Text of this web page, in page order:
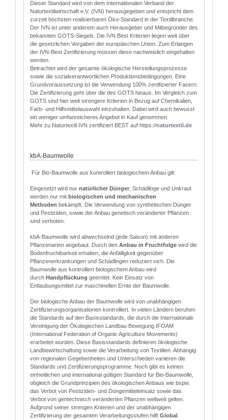
Dieser Standard wird von dem Internationalen Verband der
Naturtextilwirtschaft e.V. (IVN) herausgegeben und entspricht dem
zurzeit höchsten realisierbaren Öko-Standard in der Textilbranche.
Der IVN ist unter anderem auch Herausgeber und Mitbegründer des
bekannten GOTS-Siegels. Die IVN Best Kriterien liegen weit über
die gesetzlichen Vorgaben der europäischen Union. Zum Erlangen
der IVN-Best Zertifizierung müssen diese nachweislich eingehalten
werden.
Betrachtet wird der gesamte ökologische Herstellungsprozesse
sowie die sozialverantwortlichen Produktionsbedingungen. Eine
Grundvoraussetzung ist die Verwendung 100% zertifizierter Fasern.
Die Zertifizierung geht über die des GOTS hinaus. Im Vergleich zum
GOTS sind hier weit strengere Kriterien in Bezug auf Chemikalien,
Farb- und Hilfsmittelauswahl einzuhalten. Dabei wird auch bewusst
ein weniger umfanreicheres Angebot in Kauf genommen.
Mehr zu Naturtextil IVN zertifiziert BEST auf https://naturtextil.de
kbA-Baumwolle
Für Bio-Baumwolle aus kontrolliert biologischem Anbau gilt:
Eingesetzt wird nur natürlicher Dünger , Schädlinge und Unkraut
werden nur mit biologischen und mechanischen
Methoden bekämpft. Die Verwendung von synthetischen Dünger
und Pestiziden, sowie der Anbau genetisch veränderter Pflanzen
sind verboten.
kbA-Baumwolle wird abwechselnd (jede Saison) mit anderen
Pflanzenarten angebaut. Durch den Anbau in Fruchtfolge wird die
Bodenfruchtbarkeit erhalten, die Anfälligkeit gegenüber
Pflanzenerkrankungen und Schädlingen reduziert sich. Die
Baumwolle aus kontrolliert biologischem Anbau wird
durch Handpflückung geerntet. Kein Einsatz von
Entlaubungsmittel zur maschinellen Ernte der Baumwolle.
Der biologische Anbau der Baumwolle wird von unabhängigen
Zertifizierungsorganisationen kontrolliert. In vielen Ländern beruhen
die Standards auf den Basisstandards, die durch die Internationale
Vereinigung der Ökologischen Landbau Bewegung IFOAM
(International Federation of Organic Agriculture Movements)
erarbeitet wurden. Diese Basisstandards definieren ökologische
Landbewirtschaftung sowie die Verarbeitung von Textilien. Abhängig
von regionalen Gegebenheiten und Unterschieden variieren die
Standards und Zertifizierungsprogramme. Noch gibt es keinen
einheitlichen und international gültigen Standard für Bio-Baumwolle,
obgleich die Grundprinzipien des ökologischen Anbaus wie bspw.
das Verbot von Pestiziden- und Düngemitteleinsatz sowie das
Verbot von gentechnisch veränderten Pflanzen weltweit gelten.
Aufgrund seiner strengen Kriterien und der unabhängigen
Zertifizierung der gesamten Verarbeitungsstufen hilft Global